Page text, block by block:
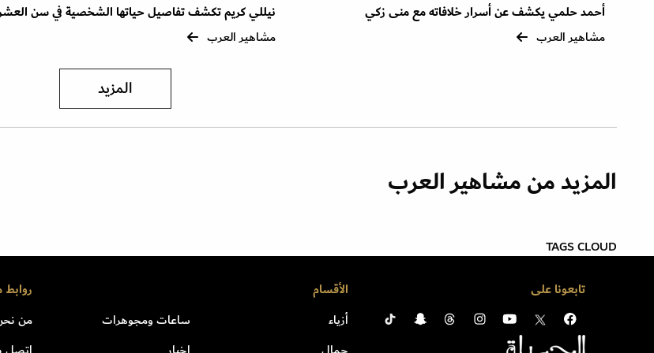
أحمد حلمي يكشف عن أسرار خلافاته مع منى زكي
مشاهير العرب
نيللي كريم تكشف تفاصيل حياتها الشخصية في سن
مشاهير العرب
المزيد
المزيد من مشاهير العرب
TAGS CLOUD
تابعونا على الأقسام
أزياء
ساعات ومجوهرات
من